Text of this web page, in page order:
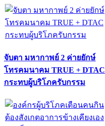
จับตา มหากาพย์ 2 ค่ายยักษ์
โทรคมนาคม TRUE + DTAC
กระทบผู้บริโภครับกรรม